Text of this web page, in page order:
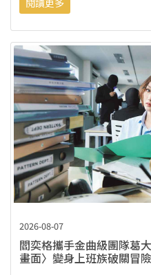
2026-08-07
閻奕格攜手金曲級團隊葛
畫面〉變身上班族破關冒險